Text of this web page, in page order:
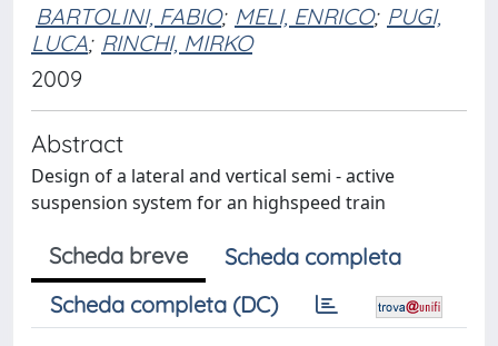
BARTOLINI, FABIO; MELI, ENRICO; PUGI,
LUCA; RINCHI, MIRKO
2009
Abstract
Design of a lateral and vertical semi - active
suspension system for an highspeed train
Scheda breve
Scheda completa
Scheda completa (DC)